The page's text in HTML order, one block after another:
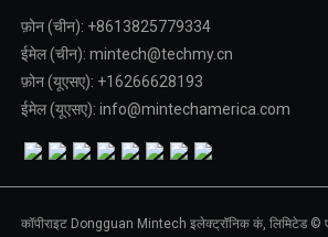
फ़ोन (चीन): +8613825779334
ईमेल (चीन): mintech@techmy.cn
फ़ोन (यूएसए): +16266628193
ईमेल (यूएसए): info@mintechamerica.com
कॉपीराइट Dongguan Mintech इलेक्ट्रॉनिक कं, लिमिटेड ©